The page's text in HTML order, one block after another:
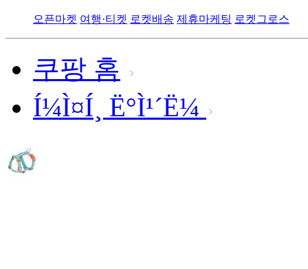
오픈마켓 여행·티켓 로켓배송 제휴마케팅 로켓그로스
쿠팡 홈
Í¼Ì¤Í¸ Ë°Ì¹´Ë¼